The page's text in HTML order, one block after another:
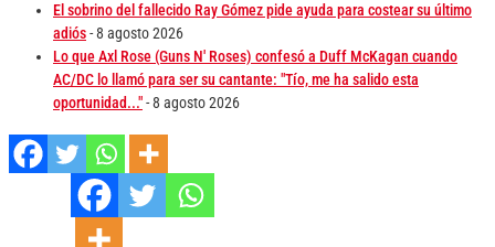
El sobrino del fallecido Ray Gómez pide ayuda para costear su último
adiós- 8 agosto 2026
Lo que Axl Rose (Guns N' Roses) confesó a Duff McKagan cuando
AC/DC lo llamó para ser su cantante: "Tío, me ha salido esta
oportunidad..."- 8 agosto 2026